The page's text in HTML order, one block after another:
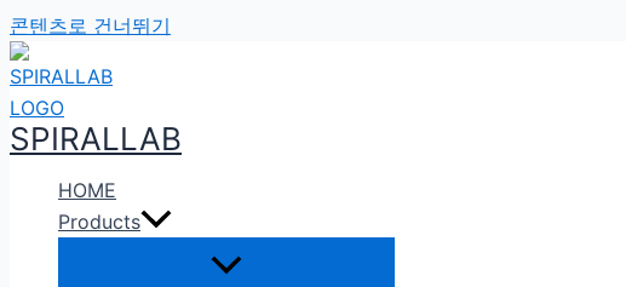
콘텐츠로 건너뛰기
SPIRALLAB
HOME
Products